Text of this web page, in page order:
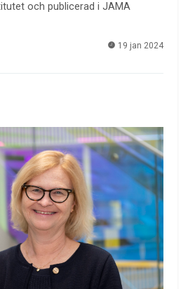
och publicerad i JAMA
19 jan 2024